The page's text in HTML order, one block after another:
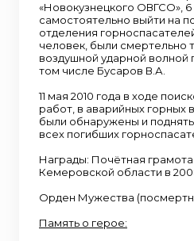
«Новокузнецкого ОВГСО»,
самостоятельно выйти на
отделения
человек, были смертельно
воздушной ударной волной
том числе Бусаров В.А.
11 мая 2010 года в ходе
работ, в аварийных горных
были обнаружены и
всех погибших
Награды: Почётная
Кемеровской области в
Орден Мужества
Память о герое: